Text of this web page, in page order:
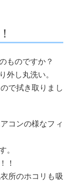
ものですか？
外し丸洗い。
で拭き取りまし
コンの様なフィ
。
！
所のホコリも吸